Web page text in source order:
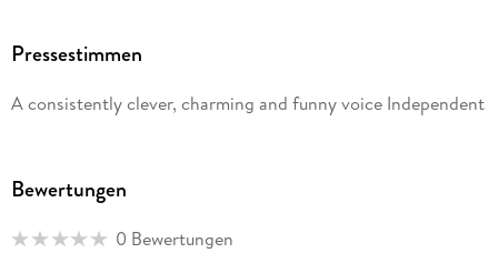
Pressestimmen
A consistently clever, charming and funny voice Independent
Bewertungen
0 Bewertungen